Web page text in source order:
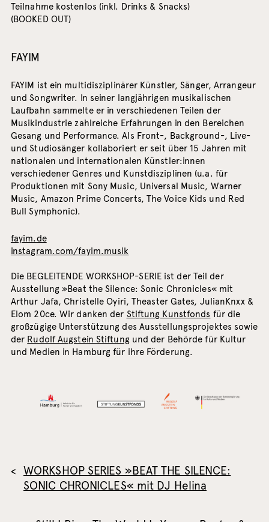
Teilnahme kostenlos (inkl. Drinks & Snacks)
(BOOKED OUT)
FAYIM
FAYIM ist ein multidisziplinärer Künstler, Sänger, Arrangeur
und Songwriter. In seiner langjährigen musikalischen
Laufbahn sammelte er in verschiedenen Teilen der
Musikindustrie zahlreiche Erfahrungen in den Bereichen
Gesang und Performance. Als Front-, Background-, Live-
und Studiosänger kollaboriert er seit über 15 Jahren mit
nationalen und internationalen Künstler:innen
verschiedener Genres und Kunstdisziplinen (u.a. für
Produktionen mit Sony Music, Universal Music, Warner
Music, Amazon Prime Concerts, The Voice Kids und Red
Bull Symphonic).
fayim.de
instagram.com/fayim.musik
Die BEGLEITENDE WORKSHOP-SERIE ist der Teil der
Ausstellung »Beat the Silence: Sonic Chronicles« mit
Arthur Jafa, Christelle Oyiri, Theaster Gates, JulianKnxx &
Elom 20ce. Wir danken der Stiftung Kunstfonds für die
großzügige Unterstützung des Ausstellungsprojektes sowie
der Rudolf Augstein Stiftungund der Behörde für Kultur
und Medien in Hamburg für ihre Förderung.
WORKSHOP SERIES »BEAT THE SILENCE:
SONIC CHRONICLES« mit DJ Helina